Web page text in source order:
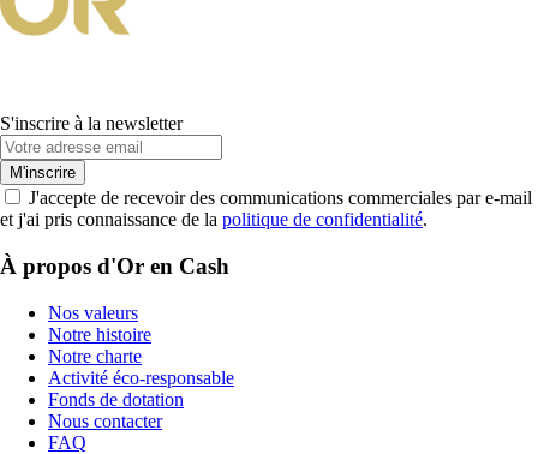
S'inscrire à la newsletter
M'inscrire
J'accepte de recevoir des communications commerciales par e-mail
et j'ai pris connaissance de la politique de confidentialité.
À propos d'Or en Cash
Nos valeurs
Notre histoire
Notre charte
Activité éco-responsable
Fonds de dotation
Nous contacter
FAQ